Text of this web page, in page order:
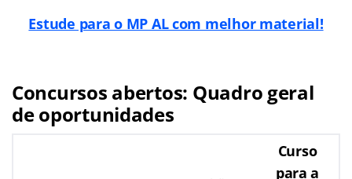
Estude para o MP AL com melhor material!
Concursos abertos: Quadro geral
de oportunidades
Curso
para a